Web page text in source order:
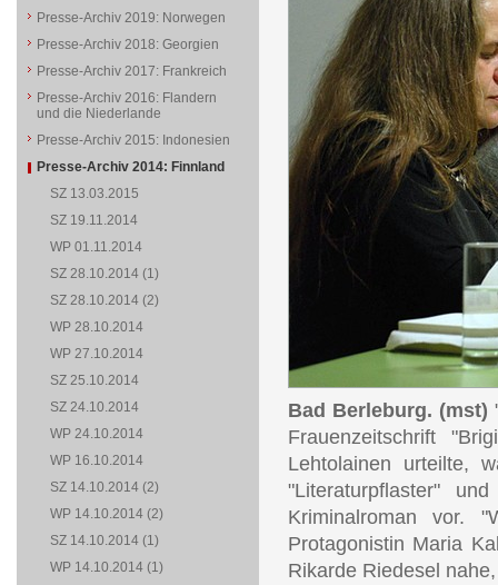
Bad Berleburg. (mst)
Frauenzeitschrift
Lehtolainen urteilte,
"Literaturpflaster"
Kriminalroman vor.
Protagonistin Maria
Rikarde Riedesel
Presse-Archiv 2019: Norwegen
Presse-Archiv 2018: Georgien
Presse-Archiv 2017: Frankreich
Presse-Archiv 2016: Flandern
und die Niederlande
Presse-Archiv 2015: Indonesien
Presse-Archiv 2014: Finnland
SZ 13.03.2015
SZ 19.11.2014
WP 01.11.2014
SZ 28.10.2014 (1)
SZ 28.10.2014 (2)
WP 28.10.2014
WP 27.10.2014
SZ 25.10.2014
SZ 24.10.2014
WP 24.10.2014
WP 16.10.2014
SZ 14.10.2014 (2)
WP 14.10.2014 (2)
SZ 14.10.2014 (1)
WP 14.10.2014 (1)